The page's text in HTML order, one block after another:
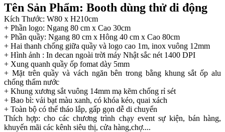
Tên Sản Phẩm: Booth dùng thử di động
Kích Thước: W80 x H210cm
+ Phần logo: Ngang 80 cm x Cao 30cm
+ Phần quầy: Ngang 80 cm x Hông 40 cm x Cao 80cm
+ Hai thanh chống giữa quầy và logo cao 1m, inox vuông 12mm
+ Hình ảnh : In decan ngoài trời máy Nhật sắc nét 1400 DPI
+ Xung quanh quầy ốp fomat dày 5mm
+ Mặt trên quầy và vách ngăn bên trong bằng khung sắt ốp alu
chống thấm nước
+ Khung xương sắt vuông 14mm mạ kẽm chống rỉ sét
+ Bao bì: vải bạt màu xanh, có khóa kéo, quai xách
+ Toàn bộ có thể tháo lắp, gấp gọn dễ di chuyển
Thích hợp: cho các chương trình chạy event sự kiện, bán hàng,
khuyến mãi các kênh siêu thị, cửa hàng,chợ....